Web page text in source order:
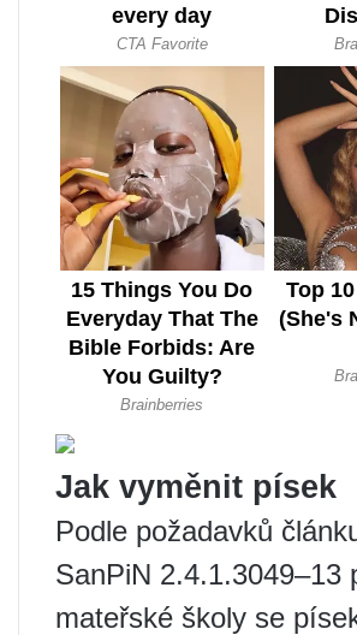
Jak vyměnit písek
Podle požadavků
SanPiN 2.4.1.3049–13
mateřské školy se